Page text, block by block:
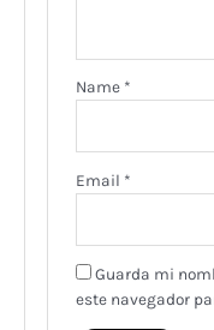
Name *
Email *
Guarda mi
este navegador